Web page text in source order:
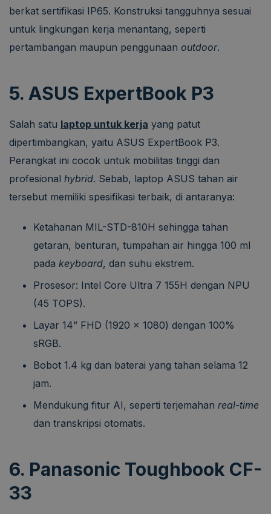
berkat sertifikasi IP65. Konstruksi tangguhnya sesuai
untuk lingkungan kerja menantang, seperti
pertambangan maupun penggunaan outdoor.
5. ASUS ExpertBook P3
Salah satu laptop untuk kerja yang patut
dipertimbangkan, yaitu ASUS ExpertBook P3.
Perangkat ini cocok untuk mobilitas tinggi dan
profesional hybrid. Sebab, laptop ASUS tahan air
tersebut memiliki spesifikasi terbaik, di antaranya:
Ketahanan MIL-STD-810H sehingga tahan
getaran, benturan, tumpahan air hingga 100 ml
pada keyboard, dan suhu ekstrem.
Prosesor: Intel Core Ultra 7 155H dengan NPU
(45 TOPS).
Layar 14” FHD (1920 x 1080) dengan 100%
sRGB.
Bobot 1.4 kg dan baterai yang tahan selama 12
jam.
Mendukung fitur AI, seperti terjemahan real-time
dan transkripsi otomatis.
6. Panasonic Toughbook CF-
33